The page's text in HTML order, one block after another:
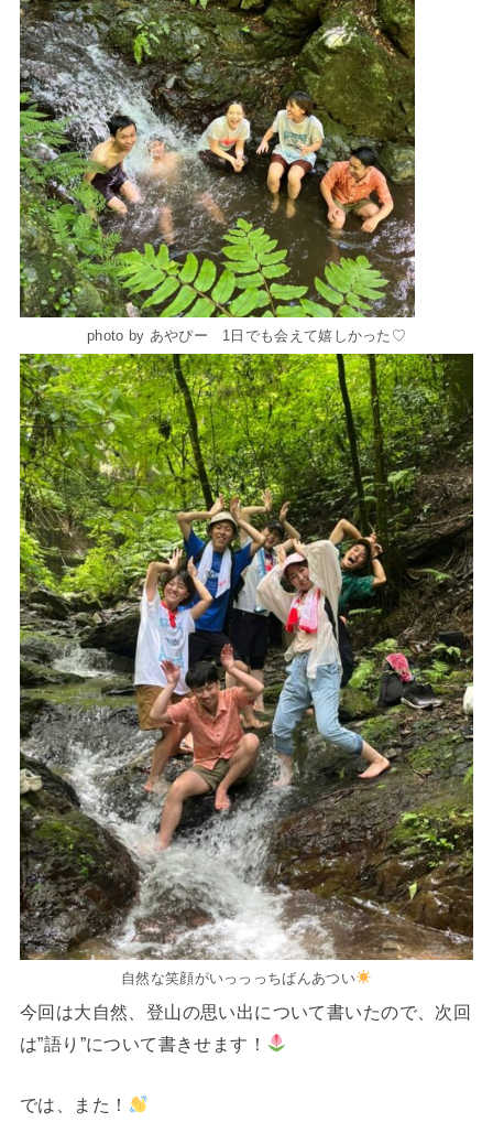
photo by あやぴー 1日でも会えて嬉しかった♡
自然な笑顔がいっっっちばんあつい
今回は大自然、登山の思い出について書いたので、次回
は”語り”について書きせます！
では、また！